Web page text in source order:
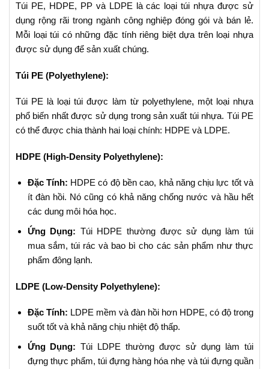
Túi PE, HDPE, PP và LDPE là các loại túi nhựa được sử
dụng rộng rãi trong ngành công nghiệp đóng gói và bán lẻ.
Mỗi loại túi có những đặc tính riêng biệt dựa trên loại nhựa
được sử dụng để sản xuất chúng.
Túi PE (Polyethylene):
Túi PE là loại túi được làm từ polyethylene, một loại nhựa
phổ biến nhất được sử dụng trong sản xuất túi nhựa. Túi PE
có thể được chia thành hai loại chính: HDPE và LDPE.
HDPE (High-Density Polyethylene):
Đặc Tính: HDPE có độ bền cao, khả năng chịu lực tốt và
ít đàn hồi. Nó cũng có khả năng chống nước và hầu hết
các dung môi hóa học.
Ứng Dụng: Túi HDPE thường được sử dụng làm túi
mua sắm, túi rác và bao bì cho các sản phẩm như thực
phẩm đông lạnh.
LDPE (Low-Density Polyethylene):
Đặc Tính: LDPE mềm và đàn hồi hơn HDPE, có độ trong
suốt tốt và khả năng chịu nhiệt độ thấp.
Ứng Dụng: Túi LDPE thường được sử dụng làm túi
đựng thực phẩm, túi đựng hàng hóa nhẹ và túi đựng quần